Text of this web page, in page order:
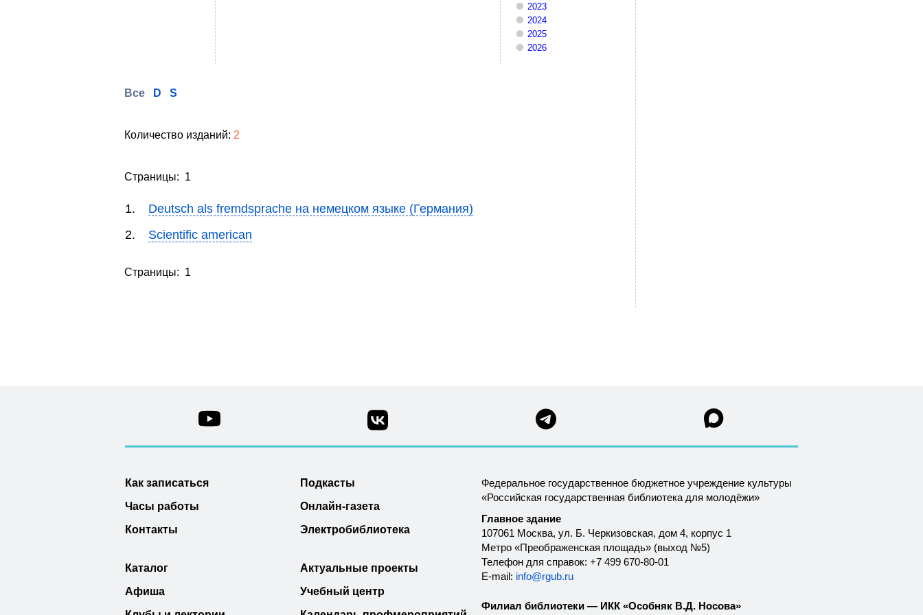
2023
2024
2025
2026
Все D S
Количество изданий: 2
Страницы: 1
1.
Deutsch als fremdsprache на немецком языке (Германия)
2.
Scientific american
Страницы: 1
Как записаться
Часы работы
Контакты
Каталог
Афиша
Подкасты
Онлайн-газета
Электробиблиотека
Актуальные проекты
Учебный центр
Федеральное государственное бюджетное учреждение культуры
«Российская государственная библиотека для молодёжи»
Главное здание
107061 Москва, ул. Б. Черкизовская, дом 4, корпус 1
Метро «Преображенская площадь» (выход №5)
Телефон для справок: +7 499 670-80-01
E-mail: info@rgub.ru
Филиал библиотеки — ИКК «Особняк В.Д. Носова»